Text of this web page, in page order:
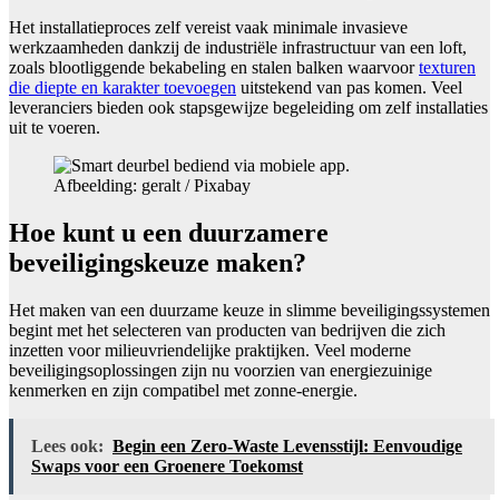
Het installatieproces zelf vereist vaak minimale invasieve
werkzaamheden dankzij de industriële infrastructuur van een loft,
zoals blootliggende bekabeling en stalen balken waarvoortexturen
die diepte en karakter toevoegen uitstekend van pas komen. Veel
leveranciers bieden ook stapsgewijze begeleiding om zelf installaties
uit te voeren.
Afbeelding: geralt / Pixabay
Hoe kunt u een duurzamere
beveiligingskeuze maken?
Het maken van een duurzame keuze in slimme beveiligingssystemen
begint met het selecteren van producten van bedrijven die zich
inzetten voor milieuvriendelijke praktijken. Veel moderne
beveiligingsoplossingen zijn nu voorzien van energiezuinige
kenmerken en zijn compatibel met zonne-energie.
Lees ook: Begin een Zero-Waste Levensstijl: Eenvoudige
Swaps voor een Groenere Toekomst